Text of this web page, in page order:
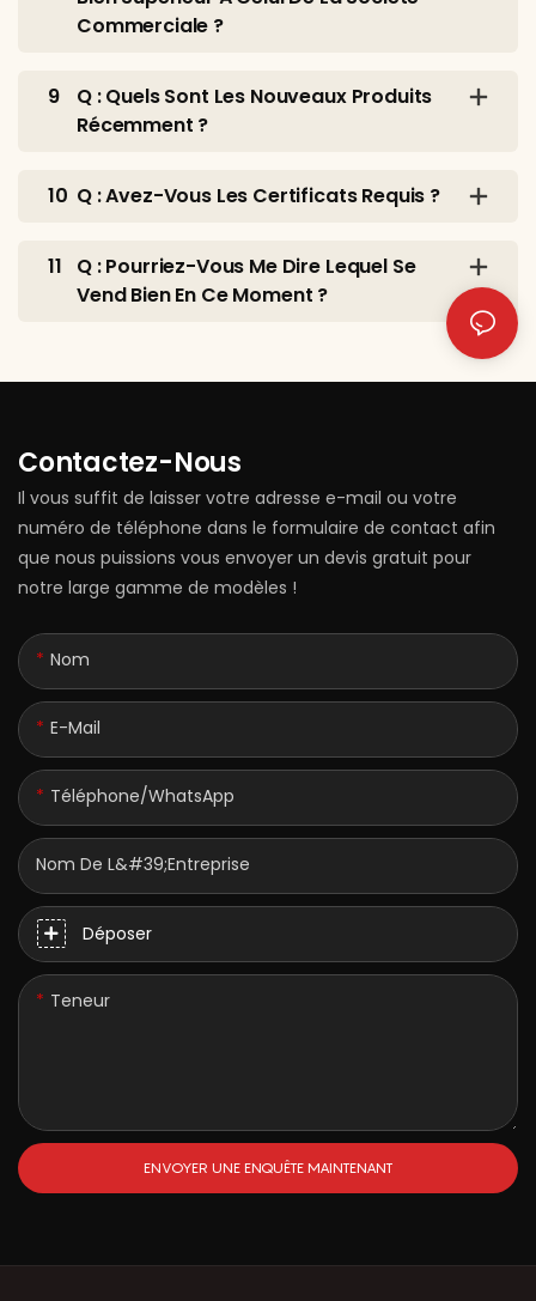
Commerciale ?
9
Q : Quels Sont Les Nouveaux Produits
Récemment ?
10 Q : Avez-Vous Les Certificats Requis ?
11
Q : Pourriez-Vous Me Dire Lequel Se
Vend Bien En Ce Moment ?
Contactez-Nous
Il vous suffit de laisser votre adresse e-mail ou votre
numéro de téléphone dans le formulaire de contact afin
que nous puissions vous envoyer un devis gratuit pour
notre large gamme de modèles !
Nom
E-Mail
Téléphone/WhatsApp
Nom De L&#39;entreprise
Déposer
Teneur
ENVOYER UNE ENQUÊTE MAINTENANT